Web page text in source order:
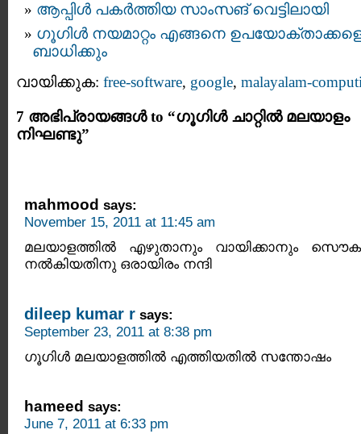
ആപ്പിൾ പകർത്തിയ സാംസങ് വെട്ടിലായി
ഗൂഗിള്‍ നയമാറ്റം എങ്ങനെ
ബാധിക്കും
വായിക്കുക: free-software, google, malayalam-
7 അഭിപ്രായങ്ങള്‍ to “ഗൂഗിള്‍ ചാറ്റില്‍ മലയാളം
നിഘണ്ടു”
mahmood says:
November 15, 2011 at 11:45 am
മലയാളത്തില്‍ എഴുതാനും വായിക്കാനും
നല്‍കിയതിനു ഒരായിരം നന്ദി
dileep kumar r says:
September 23, 2011 at 8:38 pm
ഗൂഗിള്‍ മലയാളത്തില്‍ എത്തിയതില്‍ സന്തോഷം
hameed says:
June 7, 2011 at 6:33 pm